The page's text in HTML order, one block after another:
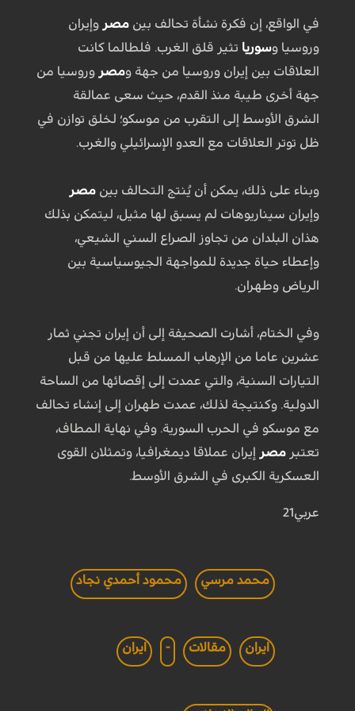
في الواقع، إن فكرة نشأة تحالف بين مصر وإيران
وروسيا وسوريا تثير قلق الغرب. فلطالما كانت
العلاقات بين إيران وروسيا من جهة ومصر وروسيا من
جهة أخرى طيبة منذ القدم، حيث سعى عمالقة
الشرق الأوسط إلى التقرب من موسكو؛ لخلق توازن في
ظل توتر العلاقات مع العدو الإسرائيلي والغرب.
وبناء على ذلك، يمكن أن يُنتج التحالف بين مصر
وإيران سيناريوهات لم يسبق لها مثيل، ليتمكن بذلك
هذان البلدان من تجاوز الصراع السني الشيعي،
وإعطاء حياة جديدة للمواجهة الجيوسياسية بين
الرياض وطهران.
وفي الختام، أشارت الصحيفة إلى أن إيران تجني ثمار
عشرين عاما من الإرهاب المسلط عليها من قبل
التيارات السنية، والتي عمدت إلى إقصائها من الساحة
الدولية. وكنتيجة لذلك، عمدت طهران إلى إنشاء تحالف
مع موسكو في الحرب السورية. وفي نهاية المطاف،
تعتبر مصر
إيران عملاقا ديمغرافيا، وتمثلان القوى
العسكرية الكبرى في الشرق الأوسط.
عربي21
محمد مرسي محمود أحمدي نجاد
ايران مقالات - ايران